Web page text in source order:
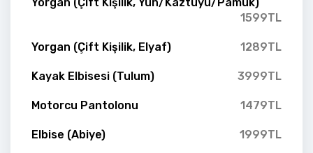
1599TL
Yorgan (Çift Kişilik, Elyaf) 1289TL
Kayak Elbisesi (Tulum) 3999TL
Motorcu Pantolonu 1479TL
Elbise (Abiye) 1999TL